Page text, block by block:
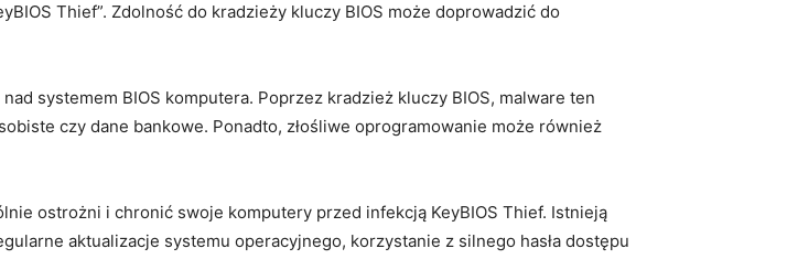
Thief”. Zdolność do kradzieży kluczy BIOS‌ może doprowadzić do
systemem BIOS komputera. Poprzez⁣ kradzież kluczy BIOS, malware ten
czy dane bankowe. Ponadto, ‌złośliwe oprogramowanie może również
ostrożni i chronić swoje komputery przed ⁢infekcją KeyBIOS Thief. Istnieją
aktualizacje systemu operacyjnego, korzystanie z silnego hasła dostępu